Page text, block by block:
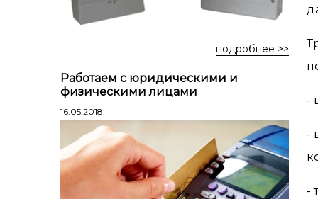
Стремянки двухсторонние стальные
подробнее >>
Работаем с юридическими и
физическими лицами
16.05.2018
-
-
-